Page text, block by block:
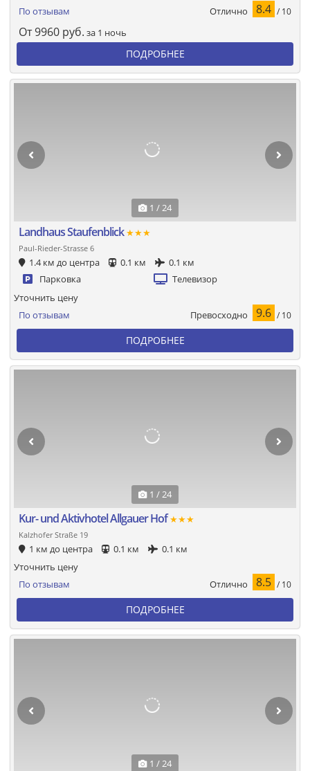
По отзывам Отлично 8.4 / 10
От9960 руб. за 1 ночь
ПОДРОБНЕЕ
1 / 24
Landhaus Staufenblick★★★
Paul-Rieder-Strasse 6
1.4 км до центра 0.1 км
0.1 км
Парковка
Телевизор
По отзывам Превосходно 9.6 / 10
Уточнить цену
ПОДРОБНЕЕ
1 / 24
Kur- und Aktivhotel Allgauer Hof★★★
Kalzhofer Straße 19
1 км до центра 0.1 км 0.1 км
По отзывам Отлично 8.5 / 10
Уточнить цену
ПОДРОБНЕЕ
1 / 24